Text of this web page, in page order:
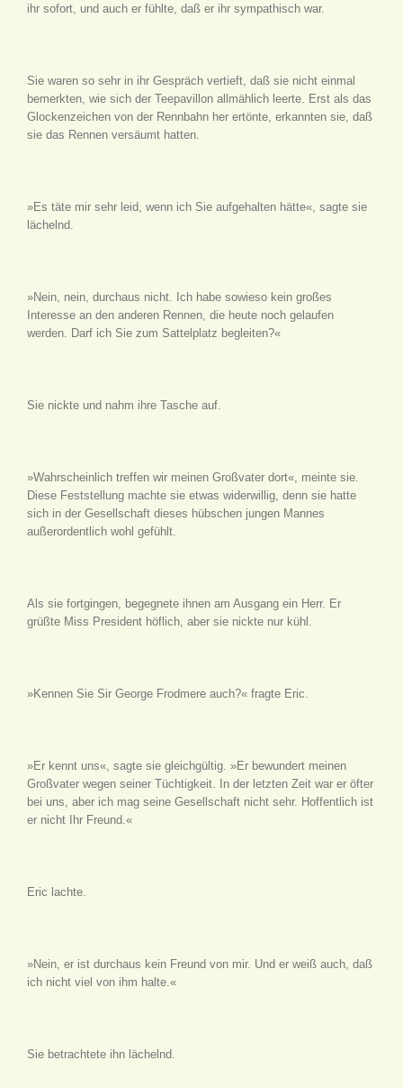
ihr sofort, und auch er fühlte, daß er ihr sympathisch war.
Sie waren so sehr in ihr Gespräch vertieft, daß sie nicht einmal
bemerkten, wie sich der Teepavillon allmählich leerte. Erst als das
Glockenzeichen von der Rennbahn her ertönte, erkannten sie, daß
sie das Rennen versäumt hatten.
»Es täte mir sehr leid, wenn ich Sie aufgehalten hätte«, sagte sie
lächelnd.
»Nein, nein, durchaus nicht. Ich habe sowieso kein großes
Interesse an den anderen Rennen, die heute noch gelaufen
werden. Darf ich Sie zum Sattelplatz begleiten?«
Sie nickte und nahm ihre Tasche auf.
»Wahrscheinlich treffen wir meinen Großvater dort«, meinte sie.
Diese Feststellung machte sie etwas widerwillig, denn sie hatte
sich in der Gesellschaft dieses hübschen jungen Mannes
außerordentlich wohl gefühlt.
Als sie fortgingen, begegnete ihnen am Ausgang ein Herr. Er
grüßte Miss President höflich, aber sie nickte nur kühl.
»Kennen Sie Sir George Frodmere auch?« fragte Eric.
»Er kennt uns«, sagte sie gleichgültig. »Er bewundert meinen
Großvater wegen seiner Tüchtigkeit. In der letzten Zeit war er öfter
bei uns, aber ich mag seine Gesellschaft nicht sehr. Hoffentlich ist
er nicht Ihr Freund.«
Eric lachte.
»Nein, er ist durchaus kein Freund von mir. Und er weiß auch, daß
ich nicht viel von ihm halte.«
Sie betrachtete ihn lächelnd.